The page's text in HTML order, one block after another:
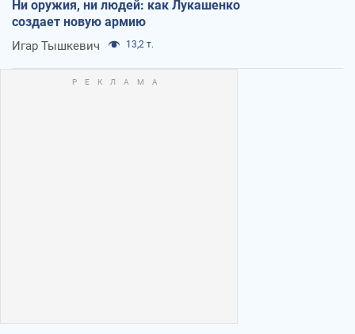
Ни оружия, ни людей: как Лукашенко
создает новую армию
Игар Тышкевич 13,2 т.